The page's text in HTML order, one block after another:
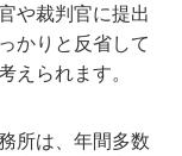
や裁判官に提出
かりと反省して
えられます。
所は、年間多数